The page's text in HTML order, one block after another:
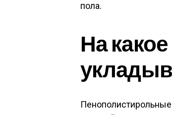
пола.
На